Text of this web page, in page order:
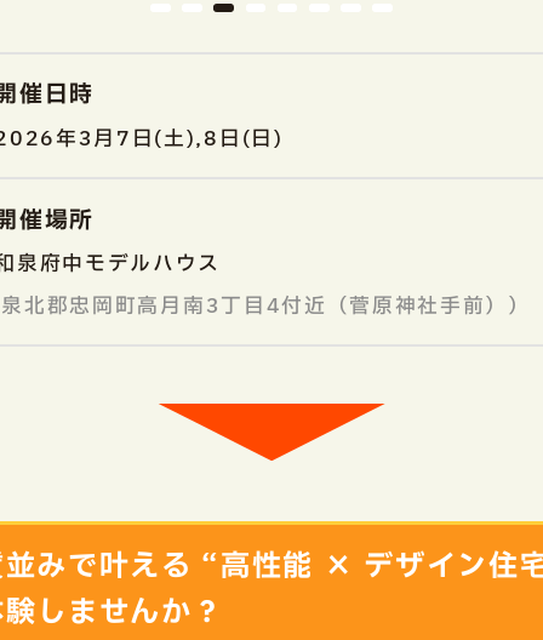
催日時
年3月7日(土),8日(日)
催場所
泉府中モデルハウス
北郡忠岡町高月南3丁目4付近（菅原神社手前））
みで叶える “高性能 × デザイン住
しませんか？